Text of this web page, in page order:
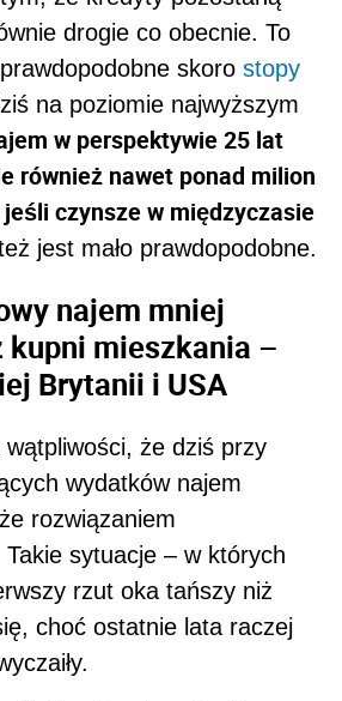
drogie co obecnie. To
skoro stopy
na poziomie najwyższym
w perspektywie 25 lat
również nawet ponad milion
czynsze w międzyczasie
jest mało prawdopodobne.
najem mniej
kupni mieszkania –
Brytanii i USA
że dziś przy
wydatków najem
rozwiązaniem
sytuacje – w których
rzut oka tańszy niż
choć ostatnie lata raczej